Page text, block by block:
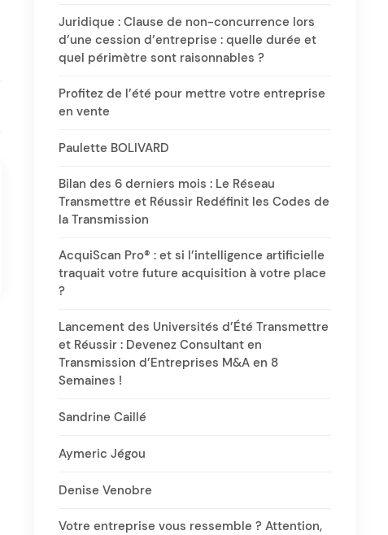
Juridique : Clause de non-concurrence lors
d’une cession d’entreprise : quelle durée et
quel périmètre sont raisonnables ?
Profitez de l’été pour mettre votre entreprise
en vente
Paulette BOLIVARD
Bilan des 6 derniers mois : Le Réseau
Transmettre et Réussir Redéfinit les Codes de
la Transmission
AcquiScan Pro® : et si l’intelligence artificielle
traquait votre future acquisition à votre place
?
Lancement des Universités d’Été Transmettre
et Réussir : Devenez Consultant en
Transmission d’Entreprises M&A en 8
Semaines !
Sandrine Caillé
Aymeric Jégou
Denise Venobre
Votre entreprise vous ressemble ? Attention,